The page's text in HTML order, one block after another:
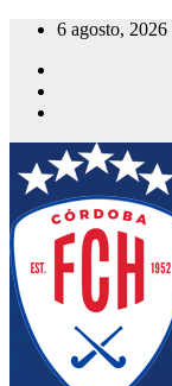
Saltar
contenido
6 agosto, 2026